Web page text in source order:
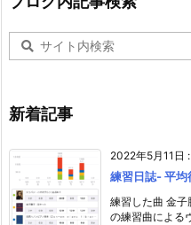
新着記事
2022年5月11日 :
練習日誌- 平均
練習した曲 金
の練習曲による